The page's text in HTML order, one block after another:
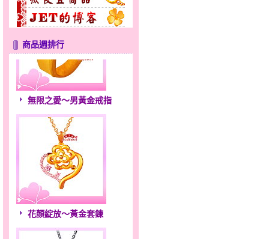
商品週排行
無限之愛～男黃金戒指
花顏綻放～黃金套鍊